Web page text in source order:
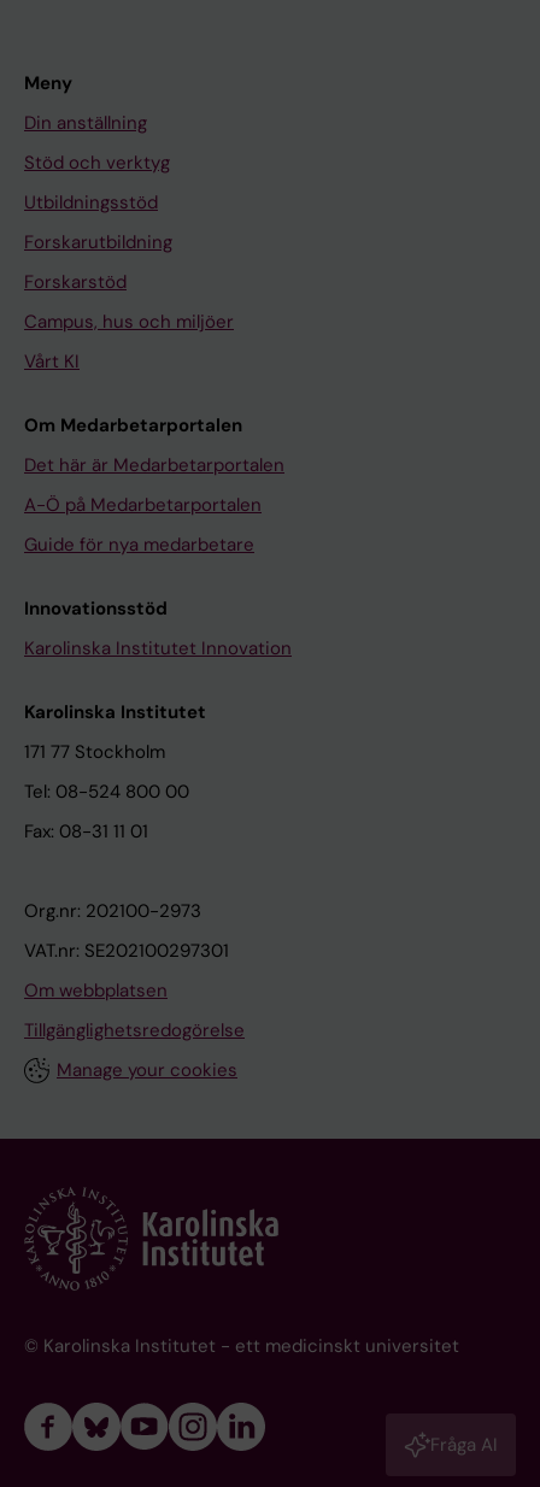
Meny
Din anställning
Stöd och verktyg
Utbildningsstöd
Forskarutbildning
Forskarstöd
Campus, hus och miljöer
Vårt KI
Om Medarbetarportalen
Det här är Medarbetarportalen
A-Ö på Medarbetarportalen
Guide för nya medarbetare
Innovationsstöd
Karolinska Institutet Innovation
Karolinska Institutet
171 77 Stockholm
Tel: 08-524 800 00
Fax: 08-31 11 01
Org.nr: 202100-2973
VAT.nr: SE202100297301
Om webbplatsen
Tillgänglighetsredogörelse
Manage your cookies
© Karolinska Institutet - ett medicinskt universitet
Fråga AI